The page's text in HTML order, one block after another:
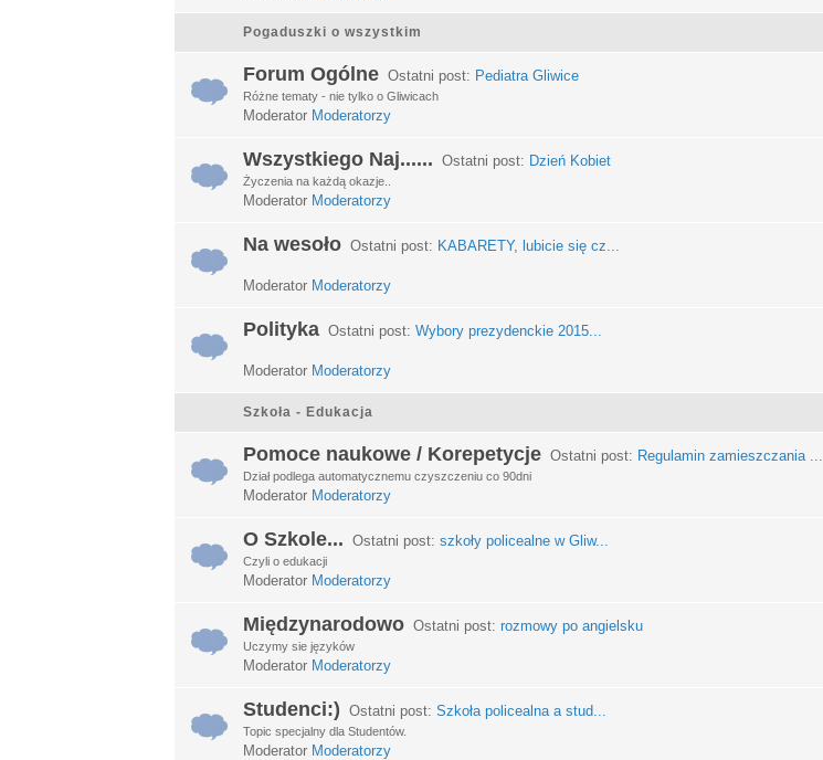
Pogaduszki o wszystkim
Forum Ogólne Ostatni post: Pediatra Gliwice
Różne tematy - nie tylko o Gliwicach
Moderator Moderatorzy
Wszystkiego Naj...... Ostatni post: Dzień Kobiet
Życzenia na każdą okazje..
Moderator Moderatorzy
Na wesoło Ostatni post: KABARETY, lubicie się cz...
Moderator Moderatorzy
Polityka Ostatni post: Wybory prezydenckie 2015...
Moderator Moderatorzy
Szkoła - Edukacja
Pomoce naukowe / Korepetycje Ostatni post: Regulamin zamieszczania ...
Dział podlega automatycznemu czyszczeniu co 90dni
Moderator Moderatorzy
O Szkole... Ostatni post: szkoły policealne w Gliw...
Czyli o edukacji
Moderator Moderatorzy
Międzynarodowo Ostatni post: rozmowy po angielsku
Uczymy sie języków
Moderator Moderatorzy
Studenci:) Ostatni post: Szkoła policealna a stud...
Topic specjalny dla Studentów.
Moderator Moderatorzy